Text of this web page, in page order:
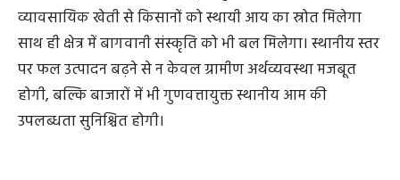
व्यावसायिक खेती से किसानों को स्थायी आय का स्रोत मिलेगा
साथ ही क्षेत्र में बागवानी संस्कृति को भी बल मिलेगा। स्थानीय स्तर
पर फल उत्पादन बढ़ने से न केवल ग्रामीण अर्थव्यवस्था मजबूत
होगी, बल्कि बाजारों में भी गुणवत्तायुक्त स्थानीय आम की
उपलब्धता सुनिश्चित होगी।